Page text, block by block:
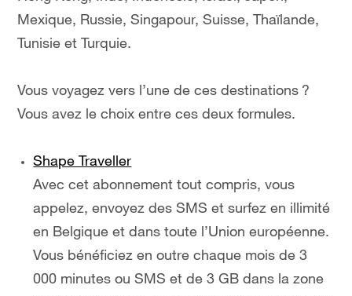
Mexique, Russie, Singapour, Suisse, Thaïlande,
Tunisie et Turquie.
Vous voyagez vers l’une de ces destinations ?
Vous avez le choix entre ces deux formules.
Shape Traveller
Avec cet abonnement tout compris, vous
appelez, envoyez des SMS et surfez en illimité
en Belgique et dans toute l’Union européenne.
Vous bénéficiez en outre chaque mois de 3
000 minutes ou SMS et de 3 GB dans la zone